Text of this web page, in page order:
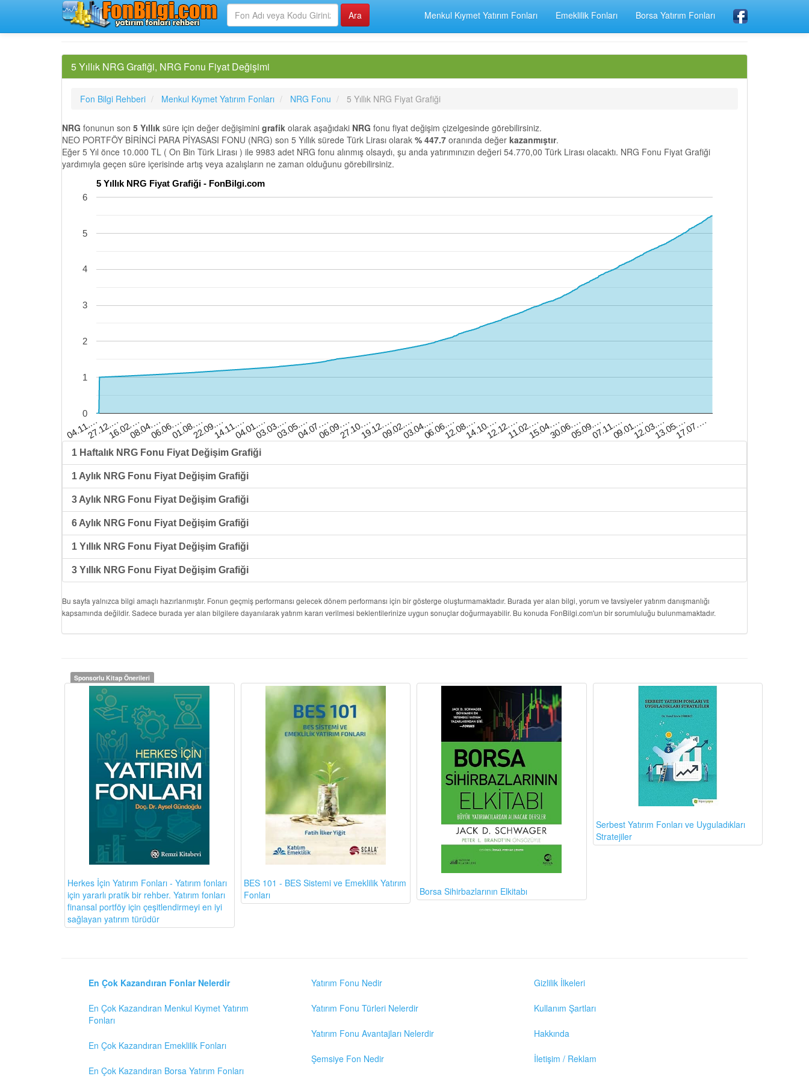
Menkul Kıymet Yatırım Fonları Emeklilik Fonları Borsa Yatırım Fonları
5 Yıllık NRG Grafiği, NRG Fonu Fiyat Değişimi
Fon Bilgi Rehberi Menkul Kıymet Yatırım Fonları NRG Fonu 5 Yıllık NRG Fiyat Grafiği
NRG fonunun son 5 Yıllık süre için değer değişimini grafik olarak aşağıdaki NRG fonu fiyat değişim çizelgesinde görebilirsiniz.
NEO PORTFÖY BİRİNCİ PARA PİYASASI FONU (NRG) son 5 Yıllık sürede Türk Lirası olarak % 447.7 oranında değer kazanmıştır.
Eğer 5 Yıl önce 10.000 TL ( On Bin Türk Lirası ) ile 9983 adet NRG fonu alınmış olsaydı, şu anda yatırımınızın değeri 54.770,00 Türk Lirası olacaktı. NRG Fonu Fiyat Grafiği
yardımıyla geçen süre içerisinde artış veya azalışların ne zaman olduğunu görebilirsiniz.
5 Yıllık NRG Fiyat Grafiği - FonBilgi.com
04.11.…27.12.…16.02.…08.04.…06.06.…01.08.…22.09.…14.11.…04.01.…03.03.…03.05.…04.07.…06.09.…27.10.…19.12.…09.02.…03.04.…06.06.…12.08.…14.10.…12.12.…11.02.…15.04.…30.06.…05.09.…07.11.…09.01.…12.03.…13.05.…17.07.…
0
1
2
3
4
5
6
1 Haftalık NRG Fonu Fiyat Değişim Grafiği
1 Aylık NRG Fonu Fiyat Değişim Grafiği
3 Aylık NRG Fonu Fiyat Değişim Grafiği
6 Aylık NRG Fonu Fiyat Değişim Grafiği
1 Yıllık NRG Fonu Fiyat Değişim Grafiği
3 Yıllık NRG Fonu Fiyat Değişim Grafiği
Bu sayfa yalnızca bilgi amaçlı hazırlanmıştır. Fonun geçmiş performansı gelecek dönem performansı için bir gösterge oluşturmamaktadır. Burada yer alan bilgi, yorum ve tavsiyeler yatırım danışmanlığı
kapsamında değildir. Sadece burada yer alan bilgilere dayanılarak yatırım kararı verilmesi beklentilerinize uygun sonuçlar doğurmayabilir. Bu konuda FonBilgi.com'un bir sorumluluğu bulunmamaktadır.
Sponsorlu Kitap Önerileri
Herkes İçin Yatırım Fonları - Yatırım fonları
için yararlı pratik bir rehber. Yatırım fonları
finansal portföy için çeşitlendirmeyi en iyi
sağlayan yatırım türüdür
BES 101 - BES Sistemi ve Emeklilik Yatırım
Fonları
Borsa Sihirbazlarının Elkitabı
Serbest Yatırım Fonları ve Uyguladıkları
Stratejiler
En Çok Kazandıran Fonlar Nelerdir
En Çok Kazandıran Menkul Kıymet Yatırım
Fonları
En Çok Kazandıran Emeklilik Fonları
En Çok Kazandıran Borsa Yatırım Fonları
Yatırım Fonu Nedir
Yatırım Fonu Türleri Nelerdir
Yatırım Fonu Avantajları Nelerdir
Şemsiye Fon Nedir
Gizlilik İlkeleri
Kullanım Şartları
Hakkında
İletişim / Reklam